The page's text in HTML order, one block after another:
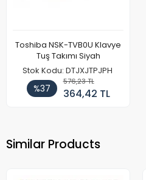
Toshiba NSK-TVB0U Klavye
Tuş Takımı Siyah
Stok Kodu: DTJXJTPJPH
%37
576,23 TL
364,42 TL
Similar Products